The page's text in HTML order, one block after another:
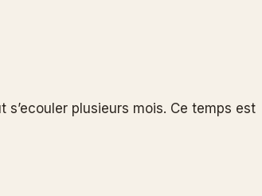
s’ecouler plusieurs mois. Ce temps est